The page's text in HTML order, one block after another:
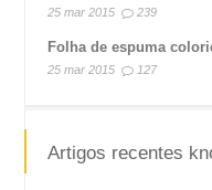
25 mar 2015 239
Folha de espuma
25 mar 2015 127
Artigos recentes